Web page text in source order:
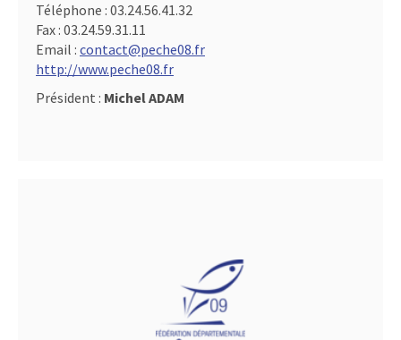
Téléphone : 03.24.56.41.32
Fax : 03.24.59.31.11
Email : contact@peche08.fr
http://www.peche08.fr
Président : Michel ADAM